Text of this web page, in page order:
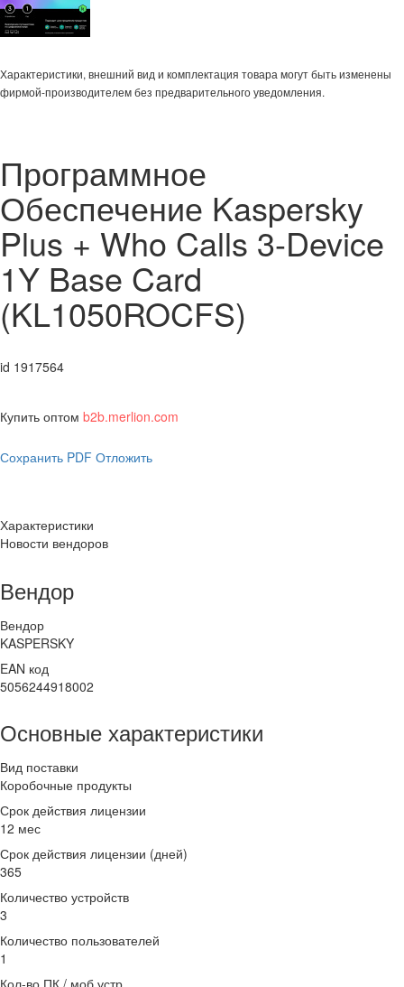
Характеристики, внешний вид и комплектация товара могут быть изменены
фирмой-производителем без предварительного уведомления.
Программное
Обеспечение Kaspersky
Plus + Who Calls 3-Device
1Y Base Card
(KL1050ROCFS)
id 1917564
Купить оптом b2b.merlion.com
Сохранить PDF Отложить
Характеристики
Новости вендоров
Вендор
Вендор
KASPERSKY
EAN код
5056244918002
Основные характеристики
Вид поставки
Коробочные продукты
Срок действия лицензии
12 мес
Срок действия лицензии (дней)
365
Количество устройств
3
Количество пользователей
1
Кол-во ПК / моб.устр.